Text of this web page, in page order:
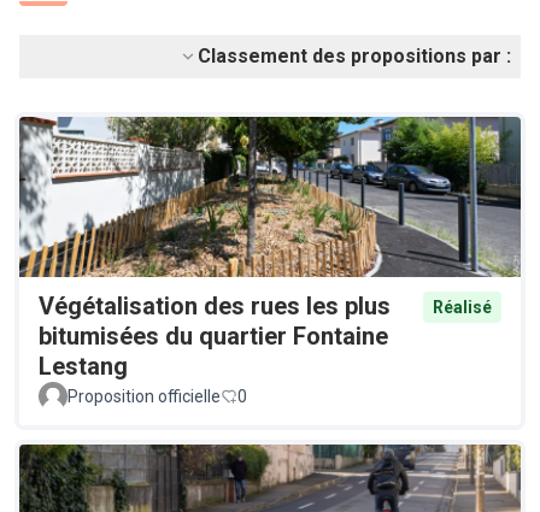
Classement des propositions par :
Végétalisation des rues les plus
bitumisées du quartier Fontaine
Lestang
Réalisé
Proposition officielle 0